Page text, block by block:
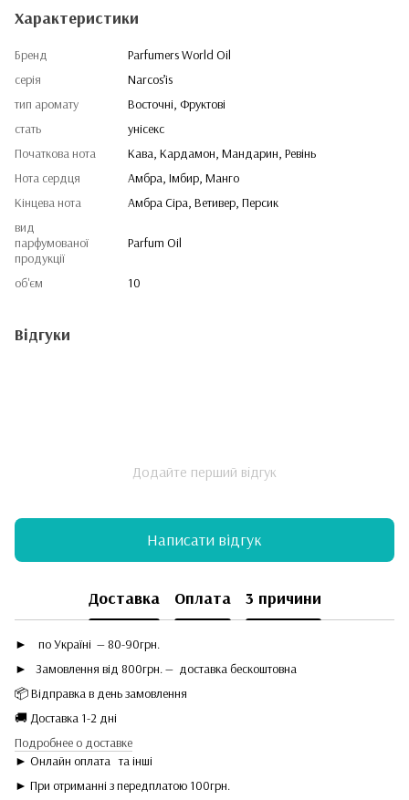
Характеристики
Бренд
Parfumers World Oil
серія
Narcos’is
тип аромату
Восточні, Фруктові
стать
унісекс
Початкова нота
Кава, Кардамон, Мандарин, Ревінь
Нота сердця
Амбра, Імбир, Манго
Кінцева нота
Амбра Сіра, Ветивер, Персик
вид
парфумованої
продукції
Parfum Oil
об'єм 10
Відгуки
Додайте перший відгук
Написати відгук
Доставка Оплата 3 причини
►
по Україні — 80-90грн.
► Замовлення від 800грн. — доставка бескоштовна
📦 Відправка в день замовлення
🚚 Доставка 1-2 дні
Подробнее о доставке
► Онлайн оплата та інші
► При отриманні з передплатою 100грн.